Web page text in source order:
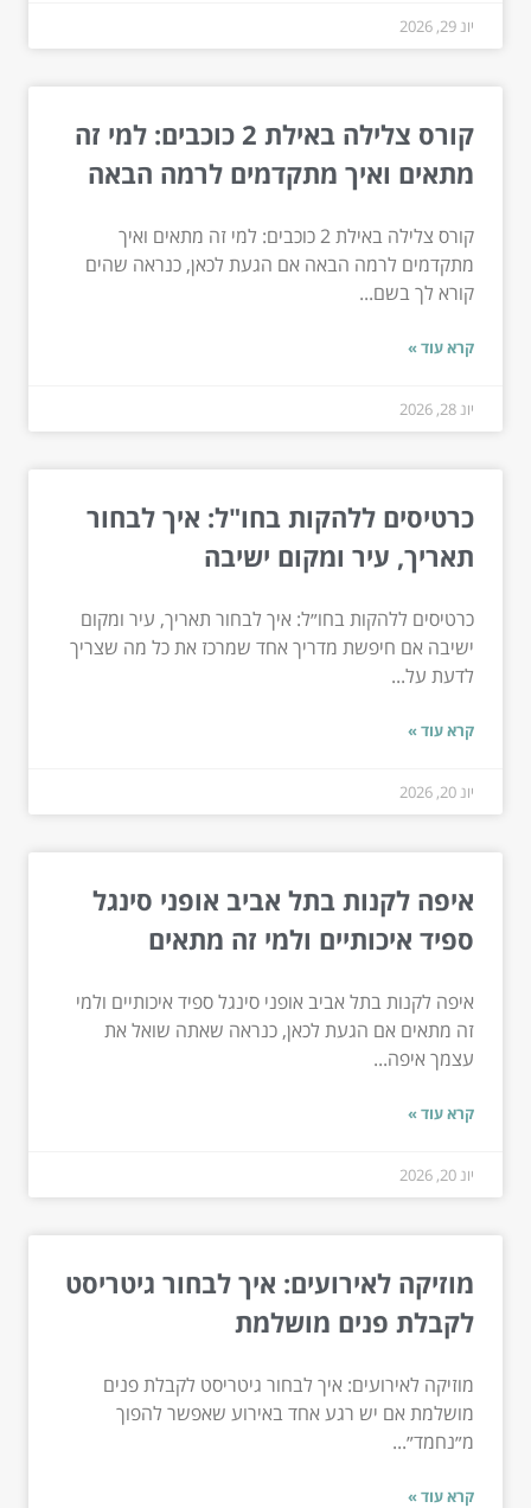
יונ 29, 2026
קורס צלילה באילת 2 כוכבים: למי זה
מתאים ואיך מתקדמים לרמה הבאה
קורס צלילה באילת 2 כוכבים: למי זה מתאים ואיך
מתקדמים לרמה הבאה אם הגעת לכאן, כנראה שהים
קורא לך בשם...
קרא עוד »
יונ 28, 2026
כרטיסים ללהקות בחו"ל: איך לבחור
תאריך, עיר ומקום ישיבה
כרטיסים ללהקות בחו״ל: איך לבחור תאריך, עיר ומקום
ישיבה אם חיפשת מדריך אחד שמרכז את כל מה שצריך
לדעת על...
קרא עוד »
יונ 20, 2026
איפה לקנות בתל אביב אופני סינגל
ספיד איכותיים ולמי זה מתאים
איפה לקנות בתל אביב אופני סינגל ספיד איכותיים ולמי
זה מתאים אם הגעת לכאן, כנראה שאתה שואל את
עצמך איפה...
קרא עוד »
יונ 20, 2026
מוזיקה לאירועים: איך לבחור גיטריסט
לקבלת פנים מושלמת
מוזיקה לאירועים: איך לבחור גיטריסט לקבלת פנים
מושלמת אם יש רגע אחד באירוע שאפשר להפוך
מ״נחמד״...
קרא עוד »